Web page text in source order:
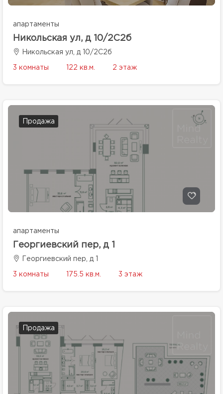
апартаменты
Никольская ул, д 10/2С2б
Никольская ул, д 10/2С2б
3 комнаты 122 кв.м. 2 этаж
Продажа
апартаменты
Георгиевский пер, д 1
Георгиевский пер, д 1
3 комнаты 175.5 кв.м. 3 этаж
Продажа